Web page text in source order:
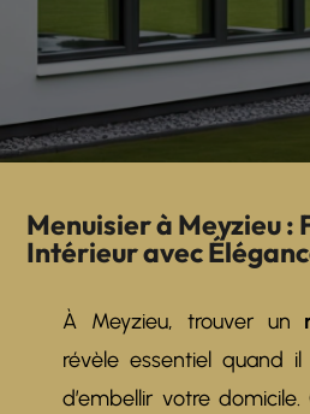
Menuisier à Meyzieu :
Intérieur avec
À Meyzieu, trouver un
révèle essentiel quand
d’embellir votre